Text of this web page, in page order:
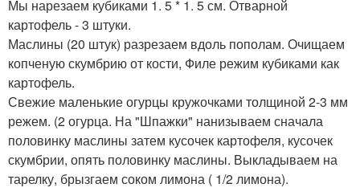
Мы нарезаем кубиками 1. 5 * 1. 5 см. Отварной
картофель - 3 штуки.
Маслины (20 штук) разрезаем вдоль пополам. Очищаем
копченую скумбрию от кости, Филе режим кубиками как
картофель.
Свежие маленькие огурцы кружочками толщиной 2-3 мм
режем. (2 огурца. На "Шпажки" нанизываем сначала
половинку маслины затем кусочек картофеля, кусочек
скумбрии, опять половинку маслины. Выкладываем на
тарелку, брызгаем соком лимона ( 1/2 лимона).